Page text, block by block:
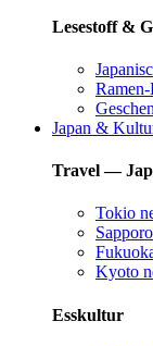
Lesestoff &
Japan &
Travel —
Tokio
Sapporo
Kyoto
Esskultur